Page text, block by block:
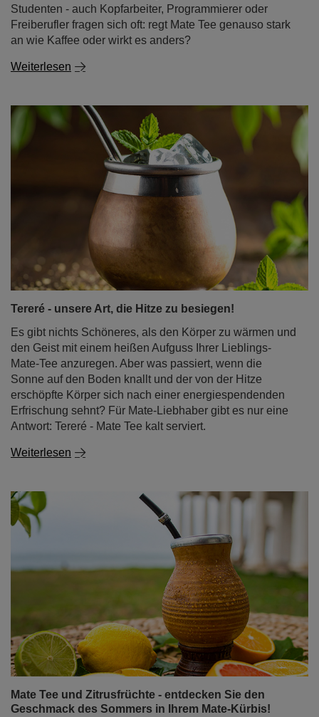
Studenten - auch Kopfarbeiter, Programmierer oder
Freiberufler fragen sich oft: regt Mate Tee genauso stark
an wie Kaffee oder wirkt es anders?
Weiterlesen
Tereré - unsere Art, die Hitze zu besiegen!
Es gibt nichts Schöneres, als den Körper zu wärmen und
den Geist mit einem heißen Aufguss Ihrer Lieblings-
Mate-Tee anzuregen. Aber was passiert, wenn die
Sonne auf den Boden knallt und der von der Hitze
erschöpfte Körper sich nach einer energiespendenden
Erfrischung sehnt? Für Mate-Liebhaber gibt es nur eine
Antwort: Tereré - Mate Tee kalt serviert.
Weiterlesen
Mate Tee und Zitrusfrüchte - entdecken Sie den
Geschmack des Sommers in Ihrem Mate-Kürbis!